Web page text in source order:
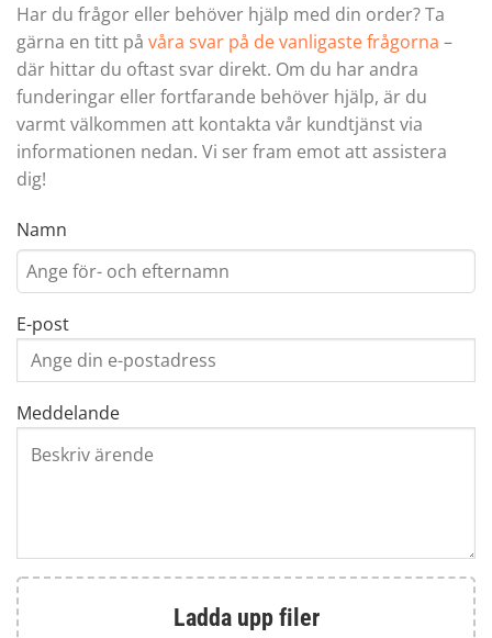
Har du frågor eller behöver hjälp med din order? Ta
gärna en titt på våra svar på de vanligaste frågorna –
där hittar du oftast svar direkt. Om du har andra
funderingar eller fortfarande behöver hjälp, är du
varmt välkommen att kontakta vår kundtjänst via
informationen nedan. Vi ser fram emot att assistera
dig!
Namn
E-post
Meddelande
Ladda upp filer